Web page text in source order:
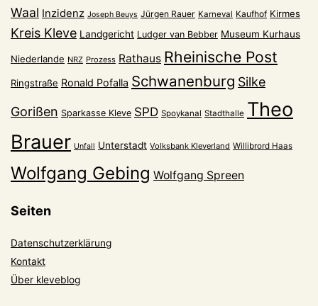
Waal Inzidenz Joseph Beuys Jürgen Rauer Karneval Kaufhof Kirmes
Kreis Kleve Landgericht Ludger van Bebber Museum Kurhaus
Niederlande NRZ Prozess Rathaus Rheinische Post
Ringstraße Ronald Pofalla Schwanenburg Silke
Gorißen Sparkasse Kleve SPD Spoykanal Stadthalle Theo
Brauer Unfall Unterstadt Volksbank Kleverland Willibrord Haas
Wolfgang Gebing Wolfgang Spreen
Seiten
Datenschutzerklärung
Kontakt
Über kleveblog